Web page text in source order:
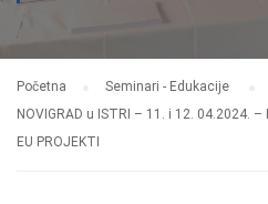
Početna
Seminari - Edukacije
NOVIGRAD u ISTRI – 11. i 12. 04.2024. –
EU PROJEKTI